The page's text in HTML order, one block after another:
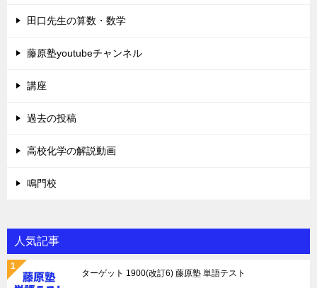
田口先生の算数・数学
藤原塾youtubeチャンネル
講座
過去の投稿
高校化学の解説動画
鳴門校
人気記事
ターゲット 1900(改訂6) 藤原塾 単語テスト